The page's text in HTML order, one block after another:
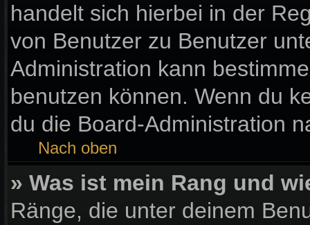
handelt sich hierbei in der
von Benutzer zu Benutzer
Administration kann
benutzen können. Wenn du
du die Board-Administration
Nach oben
» Was ist mein Rang und
Ränge, die unter deinem